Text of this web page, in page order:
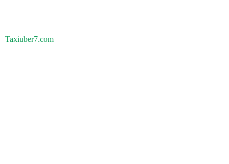
Taxiuber7.com